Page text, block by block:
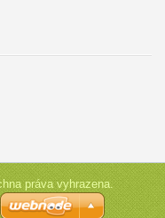
práva vyhrazena.